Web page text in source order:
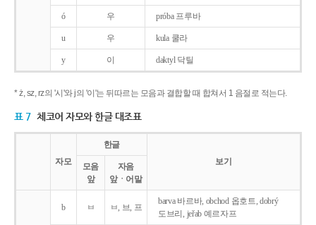
ó 우 próba 프루바
u 우 kula 쿨라
y 이 daktyl 닥틸
* ż, sz, rz의 '시'와 j의 '이'는 뒤따르는 모음과 결합할 때 합쳐서 1 음절로 적는다.
표 7 체코어 자모와 한글 대조표
자모
한글
보기
모음
앞
자음
앞ㆍ어말
b ㅂ ㅂ, 브, 프
barva 바르바, obchod 옵호트, dobrý
도브리, jeřab 예르자프